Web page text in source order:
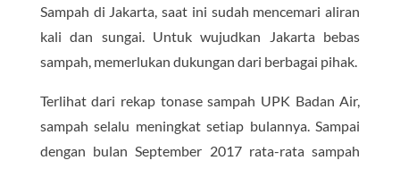
Sampah di Jakarta, saat ini sudah mencemari aliran
kali dan sungai. Untuk wujudkan Jakarta bebas
sampah, memerlukan dukungan dari berbagai pihak.
Terlihat dari rekap tonase sampah UPK Badan Air,
sampah selalu meningkat setiap bulannya. Sampai
dengan bulan September 2017 rata-rata sampah